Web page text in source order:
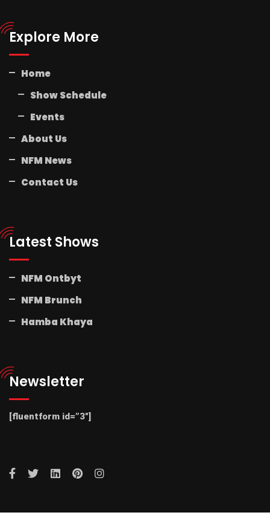
Explore More
Home
Show Schedule
Events
About Us
NFM News
Contact Us
Latest Shows
NFM Ontbyt
NFM Brunch
Hamba Khaya
Newsletter
[fluentform id=”3″]